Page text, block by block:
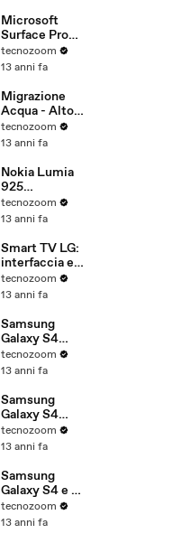
Microsoft
Surface Pro
recensione in
italiano
tecnozoom
13 anni fa
Migrazione
Acqua - Alto
Adige/Südtiro
l
tecnozoom
13 anni fa
Nokia Lumia
925
recensione in
italiano
tecnozoom
13 anni fa
Smart TV LG:
interfaccia e
funzionalità
esclusive
tecnozoom
13 anni fa
Samsung
Galaxy S4
video
recensione in
tecnozoom
13 anni fa
Samsung
Galaxy S4
fotocamera e
software
tecnozoom
13 anni fa
Samsung
Galaxy S4 e S-
Health
tecnozoom
13 anni fa